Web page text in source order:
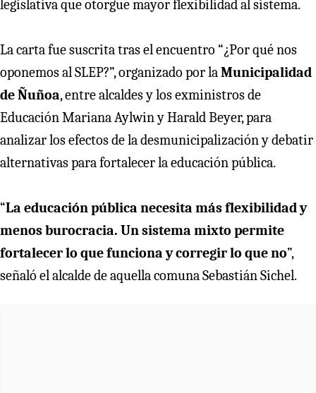
legislativa que otorgue mayor flexibilidad al sistema.
La carta fue suscrita tras el encuentro “¿Por qué nos
oponemos al SLEP?”, organizado por laMunicipalidad
de Ñuñoa, entre alcaldes y los exministros de
Educación Mariana Aylwin y Harald Beyer, para
analizar los efectos de la desmunicipalización y debatir
alternativas para fortalecer la educación pública.
“La educación pública necesita más flexibilidad y
menos burocracia. Un sistema mixto permite
fortalecer lo que funciona y corregir lo que no”,
señaló el alcalde de aquella comuna Sebastián Sichel.